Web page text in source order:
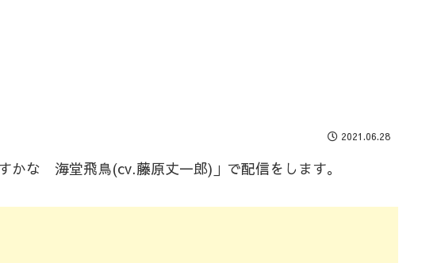
2021.06.28
かな 海堂飛鳥(cv.藤原丈一郎)」で配信をします。